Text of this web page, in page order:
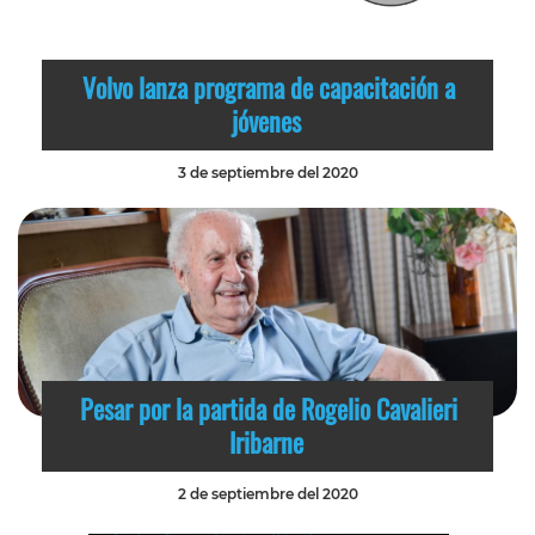
Volvo lanza programa de capacitación a
jóvenes
3 de septiembre del 2020
Pesar por la partida de Rogelio Cavalieri
Iribarne
2 de septiembre del 2020